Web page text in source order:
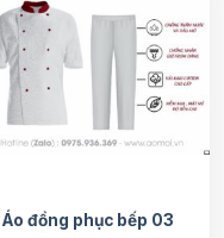
Áo đồng phục bếp 03